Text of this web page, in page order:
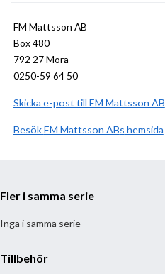
FM Mattsson AB
Box 480
792 27 Mora
0250-59 64 50
Skicka e-post till FM Mattsson AB
BesökFM Mattsson AB hemsida
Fler i samma serie
Inga i samma serie
Tillbehör